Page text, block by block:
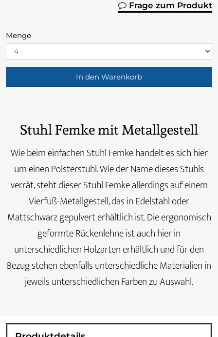
Frage zum Produkt
Menge
In den Warenkorb
Stuhl Femke mit Metallgestell
Wie beim einfachen Stuhl Femke handelt es sich hier
um einen Polsterstuhl. Wie der Name dieses Stuhls
verrät, steht dieser Stuhl Femke allerdings auf einem
Vierfuß-Metallgestell, das in Edelstahl oder
Mattschwarz gepulvert erhältlich ist. Die ergonomisch
geformte Rückenlehne ist auch hier in
unterschiedlichen Holzarten erhältlich und für den
Bezug stehen ebenfalls unterschiedliche Materialien in
jeweils unterschiedlichen Farben zu Auswahl.